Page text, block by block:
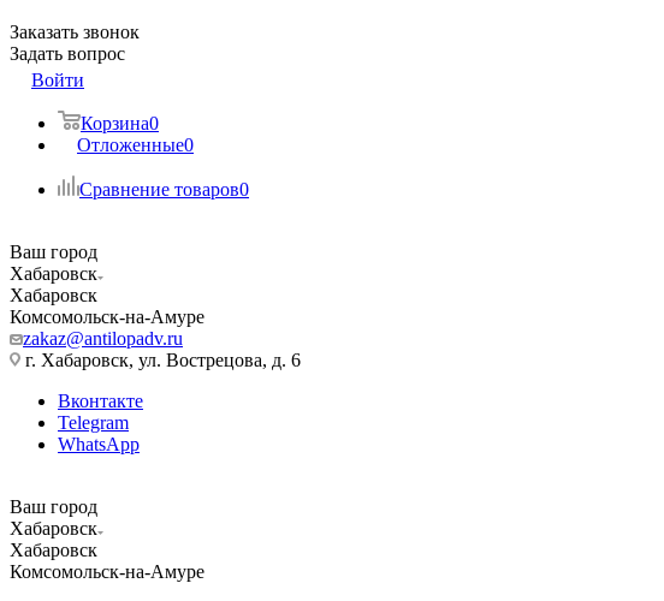
Заказать звонок
Задать вопрос
Войти
Корзина0
Отложенные0
Сравнение товаров0
Ваш город
Хабаровск
Хабаровск
Комсомольск-на-Амуре
zakaz@antilopadv.ru
г. Хабаровск, ул. Вострецова, д. 6
Вконтакте
Telegram
WhatsApp
Ваш город
Хабаровск
Хабаровск
Комсомольск-на-Амуре